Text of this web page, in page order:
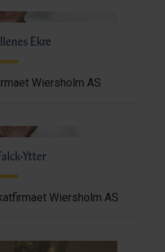
Ekre
Wiersholm AS
Ytter
Wiersholm AS